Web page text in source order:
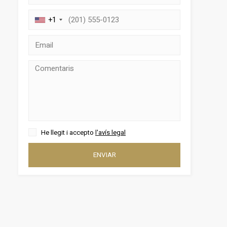
+1
He llegit i accepto l'avís legal
ENVIAR
ho
web.